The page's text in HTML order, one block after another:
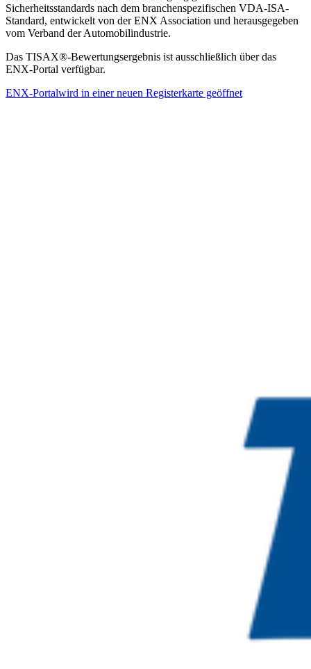
Sicherheitsstandards nach dem branchenspezifischen VDA-ISA-
Standard, entwickelt von der ENX Association und herausgegeben
vom Verband der Automobilindustrie.
Das TISAX®-Bewertungsergebnis ist ausschließlich über das
ENX-Portal verfügbar.
ENX-Portalwird in einer neuen Registerkarte geöffnet